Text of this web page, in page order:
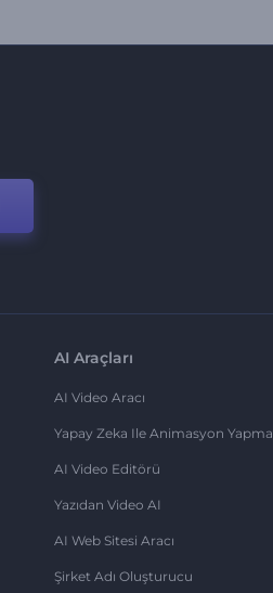
AI Araçları
AI Video Aracı
Yapay Zeka Ile Animasyon Yapma
AI Video Editörü
Yazıdan Video AI
AI Web Sitesi Aracı
Şirket Adı Oluşturucu